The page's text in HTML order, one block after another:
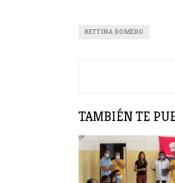
BETTINA ROMERO
TAMBIÉN TE